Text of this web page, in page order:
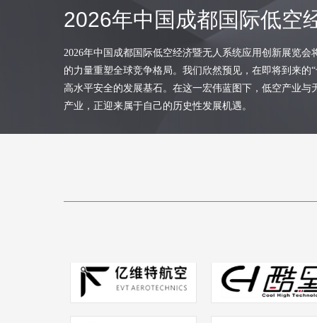
2026年中国成都国际低空
2026年中国成都国际低空经济暨无人系统应用创新展览会
的力量重塑全球竞争格局。我们欣然预见，在即将到来
高水平安全的发展基石。在这一宏伟蓝图下，低空产业
产业，正迎来属于自己的历史性发展机遇。